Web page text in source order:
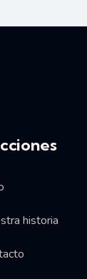
historia